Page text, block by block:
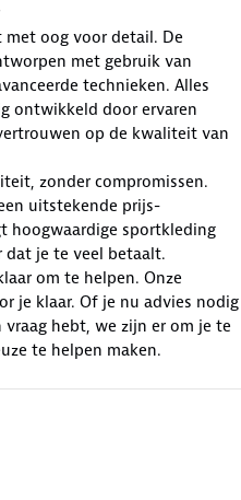
oog voor detail. De
met gebruik van
technieken. Alles
ontwikkeld door ervaren
op de kwaliteit van
zonder compromissen.
uitstekende prijs-
hoogwaardige sportkleding
dat je te veel betaalt.
om te helpen. Onze
je klaar. Of je nu advies nodig
hebt, we zijn er om je te
te helpen maken.